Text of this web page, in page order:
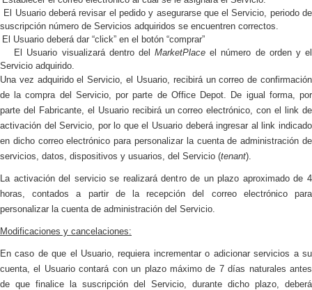
El Usuario deberá revisar el pedido y asegurarse que el Servicio, periodo de
suscripción número de Servicios adquiridos se encuentren correctos.
El Usuario deberá dar “click” en el botón “comprar”
El Usuario visualizará dentro delMarketPlaceel número de orden y el
Servicio adquirido.
Una vez adquirido el Servicio, el Usuario, recibirá un correo de confirmación
de la compra del Servicio, por parte de Office Depot. De igual forma, por
parte del Fabricante, el Usuario recibirá un correo electrónico, con el link de
activación del Servicio, por lo que el Usuario deberá ingresar al link indicado
en dicho correo electrónico para personalizar la cuenta de administración de
servicios, datos, dispositivos y usuarios, del Servicio (tenant).
La activación del servicio se realizará dentro de un plazo aproximado de 4
horas, contados a partir de la recepción del correo electrónico para
personalizar la cuenta de administración del Servicio.
Modificaciones y cancelaciones:
En caso de que el Usuario, requiera incrementar o adicionar servicios a su
cuenta, el Usuario contará con un plazo máximo de 7 días naturales antes
de que finalice la suscripción del Servicio, durante dicho plazo, deberá